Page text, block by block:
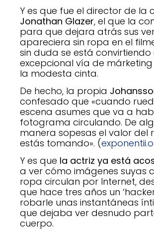
Y es que fue el director de la
Jonathan Glazer, el que la
para que dejara atrás sus
apareciera sin ropa en el
sin duda se está convirtiendo
excepcional vía de
la modesta cinta.
De hecho, la propia
confesado que «cuando
escena asumes que va a
fotograma circulando. De
manera sopesas el valor del
estás tomando». (
Y es que la actriz ya está
a ver cómo imágenes suyas
ropa circulan por Internet,
que hace tres años un
robarle unas instantáneas
que dejaba ver desnudo
cuerpo.